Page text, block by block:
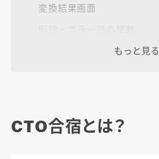
変換結果画面
さいごに
もっと見る
CTO合宿とは？